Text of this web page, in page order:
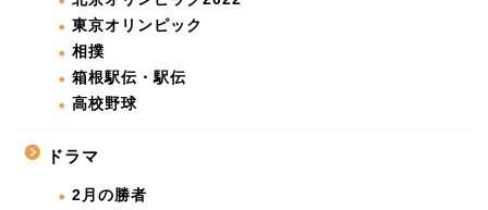
東京オリンピック
相撲
箱根駅伝・駅伝
高校野球
ドラマ
2月の勝者